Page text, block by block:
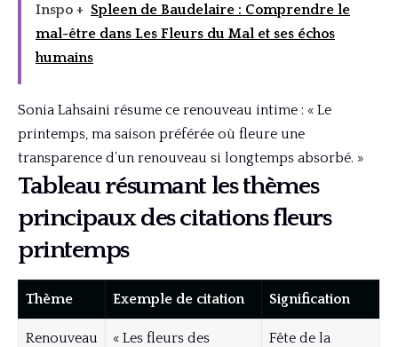
Inspo + Spleen de Baudelaire : Comprendre le
mal-être dans Les Fleurs du Mal et ses échos
humains
Sonia Lahsaini résume ce renouveau intime : « Le
printemps, ma saison préférée où fleure une
transparence d’un renouveau si longtemps absorbé. »
Tableau résumant les thèmes
principaux des citations fleurs
printemps
Thème Exemple de citation Signification
Renouveau
« Les fleurs des
Fête de la